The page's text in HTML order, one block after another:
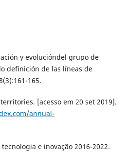
y evolucióndel grupo de
definición de las líneas de
165.
[acesso em 20 set 2019].
annual-
e inovação 2016-2022.